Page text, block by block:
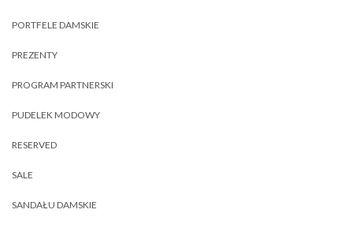
PORTFELE DAMSKIE
PREZENTY
PROGRAM PARTNERSKI
PUDELEK MODOWY
RESERVED
SALE
SANDAŁU DAMSKIE